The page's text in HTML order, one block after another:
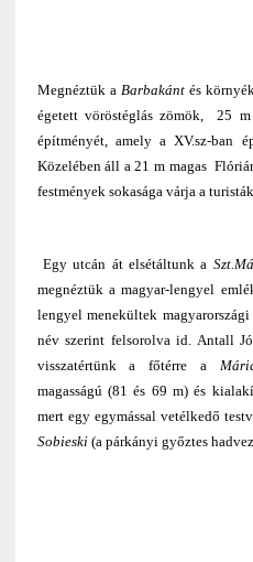
Megnéztük a Barbakántés
égetett vöröstéglás zömök, 25
építményét, amely a XV.sz-ban
Közelében áll a 21 m magas
festmények sokasága várja a
Egy utcán át elsétáltunk a
megnéztük a magyar-lengyel
lengyel menekültek
név szerint felsorolva id. Antall
visszatértünk a főtérre a
magasságú (81 és 69 m) és
mert egy egymással vetélkedő
Sobieski(a párkányi győztes